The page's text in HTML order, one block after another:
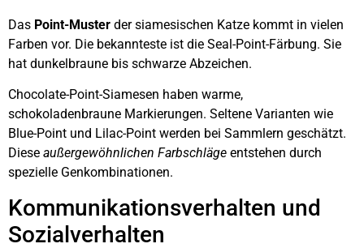
Das Point-Muster der siamesischen Katze kommt in vielen
Farben vor. Die bekannteste ist die Seal-Point-Färbung. Sie
hat dunkelbraune bis schwarze Abzeichen.
Chocolate-Point-Siamesen haben warme,
schokoladenbraune Markierungen. Seltene Varianten wie
Blue-Point und Lilac-Point werden bei Sammlern geschätzt.
Diese außergewöhnlichen Farbschläge entstehen durch
spezielle Genkombinationen.
Kommunikationsverhalten und
Sozialverhalten